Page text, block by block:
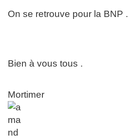
On se retrouve pour la BNP .
Bien à vous tous .
Mortimer